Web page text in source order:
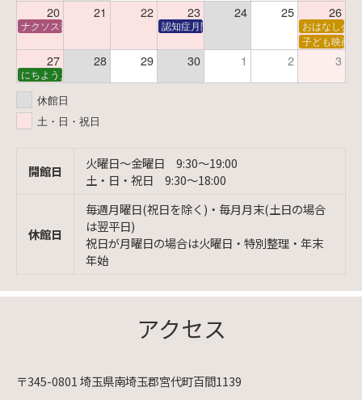
20 21 22 23 24 25 26
ナクソス音楽会 第6回 宇宙を感じるクラシック認知症月間 特別映画会「調査屋マオさんの恋
おはなし会
子ども映画会
27 28 29 30 1 2 3
にちようえほん
休館日
土・日・祝日
開館日
火曜日〜金曜日 9:30〜19:00
土・日・祝日 9:30〜18:00
休館日
毎週月曜日(祝日を除く)・毎月月末(土日の場合
は翌平日)
祝日が月曜日の場合は火曜日・特別整理・年末
年始
アクセス
〒345-0801 埼玉県南埼玉郡宮代町百間1139